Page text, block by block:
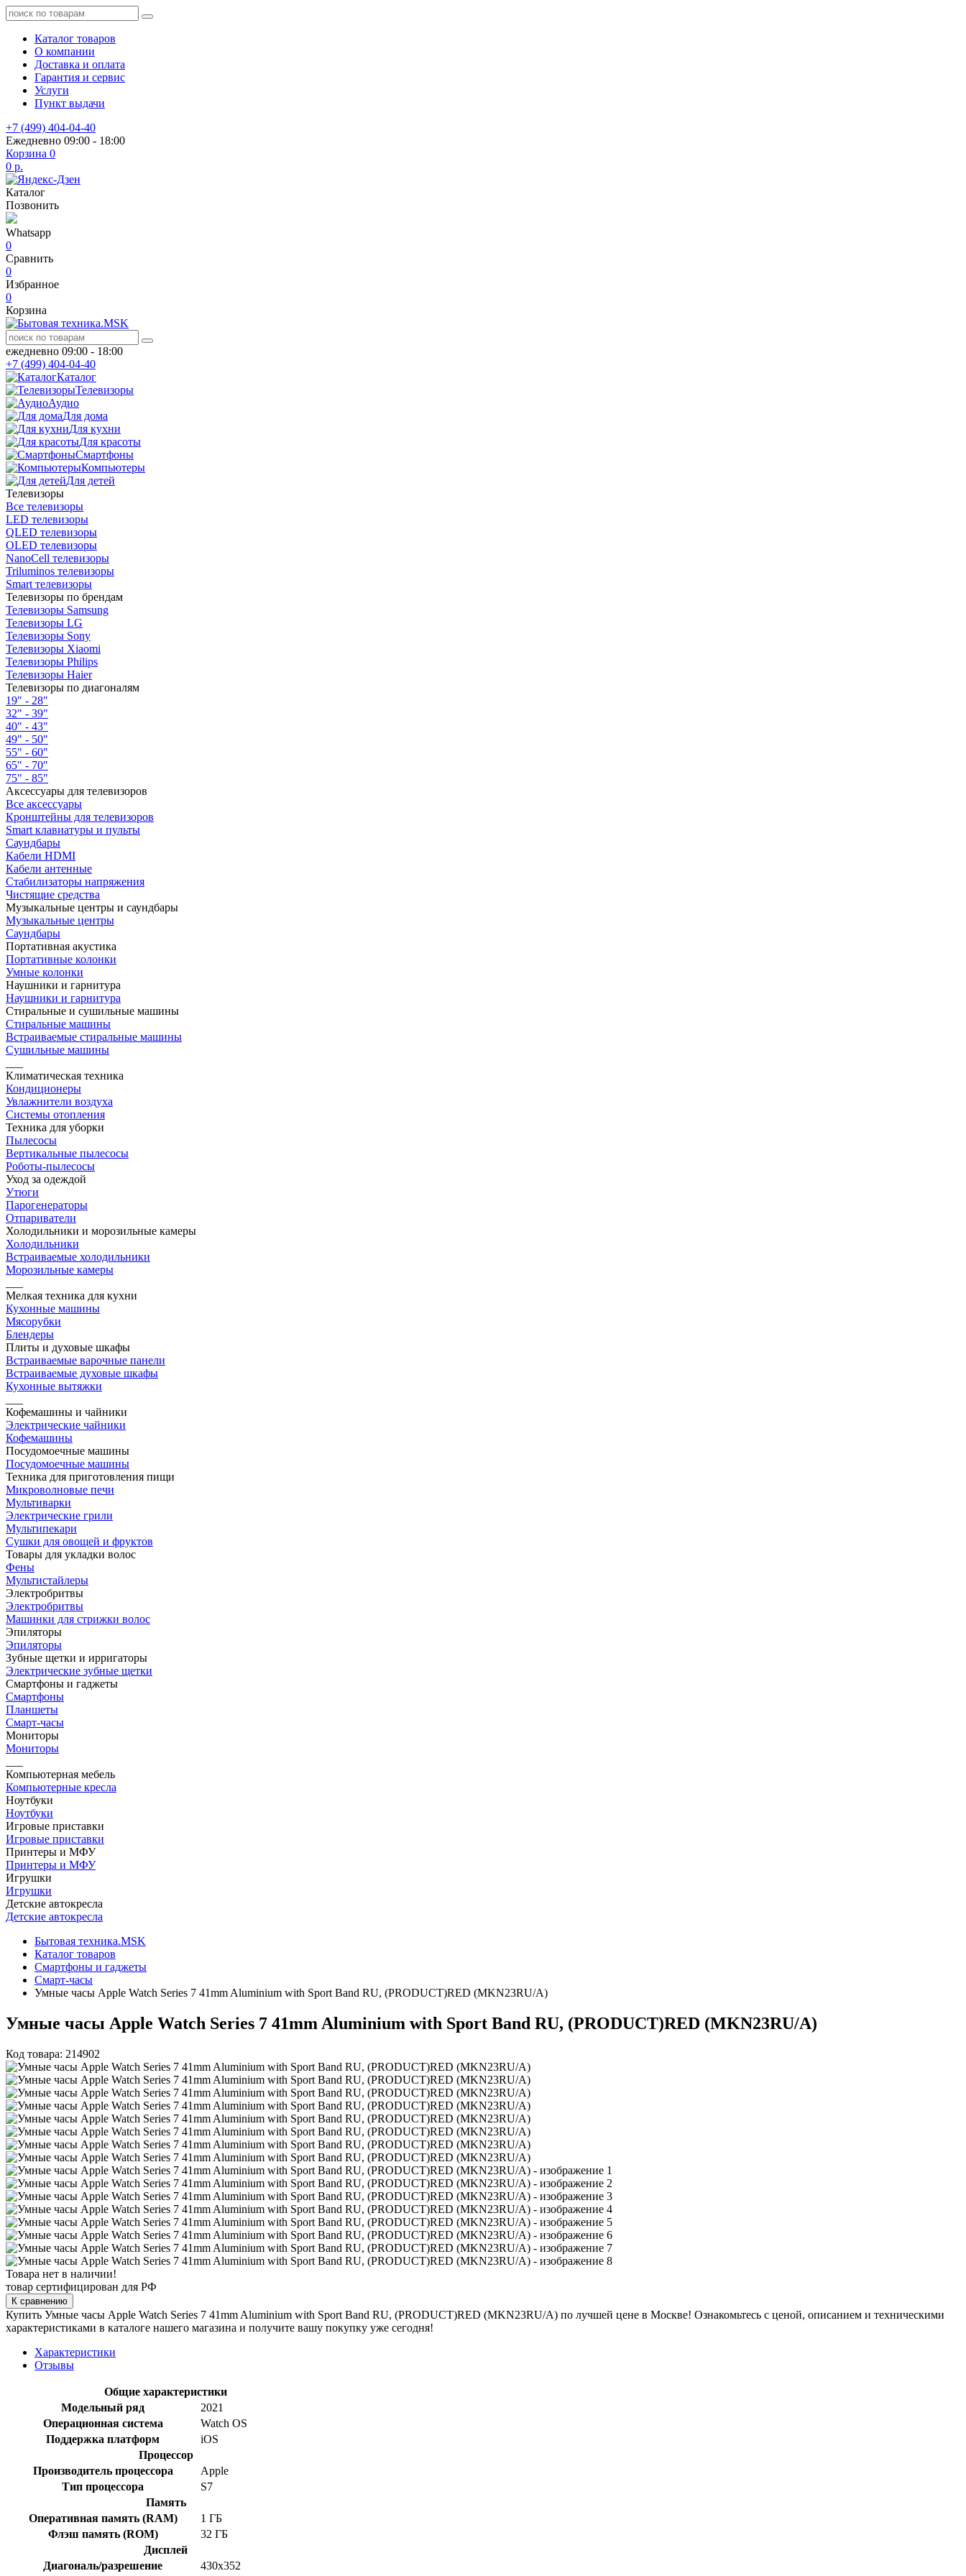
Каталог товаров
О компании
Доставка и оплата
Гарантия и сервис
Услуги
Пункт выдачи
+7 (499) 404-04-40
Ежедневно 09:00 - 18:00
Корзина 0
0 р.
Каталог
Позвонить
Whatsapp
0
Сравнить
0
Избранное
0
Корзина
ежедневно 09:00 - 18:00
+7 (499) 404-04-40
Каталог
Телевизоры
Аудио
Для дома
Для кухни
Для красоты
Смартфоны
Компьютеры
Для детей
Телевизоры
Все телевизоры
LED телевизоры
QLED телевизоры
OLED телевизоры
NanoCell телевизоры
Triluminos телевизоры
Smart телевизоры
Телевизоры по брендам
Телевизоры Samsung
Телевизоры LG
Телевизоры Sony
Телевизоры Xiaomi
Телевизоры Philips
Телевизоры Haier
Телевизоры по диагоналям
19" - 28"
32" - 39"
40" - 43"
49" - 50"
55" - 60"
65" - 70"
75" - 85"
Аксессуары для телевизоров
Все аксессуары
Кронштейны для телевизоров
Smart клавиатуры и пульты
Саундбары
Кабели HDMI
Кабели антенные
Стабилизаторы напряжения
Чистящие средства
Музыкальные центры и саундбары
Музыкальные центры
Саундбары
Портативная акустика
Портативные колонки
Умные колонки
Наушники и гарнитура
Наушники и гарнитура
Стиральные и сушильные машины
Стиральные машины
Встраиваемые стиральные машины
Сушильные машины
Климатическая техника
Кондиционеры
Увлажнители воздуха
Системы отопления
Техника для уборки
Пылесосы
Вертикальные пылесосы
Роботы-пылесосы
Уход за одеждой
Утюги
Парогенераторы
Отпариватели
Холодильники и морозильные камеры
Холодильники
Встраиваемые холодильники
Морозильные камеры
Мелкая техника для кухни
Кухонные машины
Мясорубки
Блендеры
Плиты и духовые шкафы
Встраиваемые варочные панели
Встраиваемые духовые шкафы
Кухонные вытяжки
Кофемашины и чайники
Электрические чайники
Кофемашины
Посудомоечные машины
Посудомоечные машины
Техника для приготовления пищи
Микроволновые печи
Мультиварки
Электрические грили
Мультипекари
Сушки для овощей и фруктов
Товары для укладки волос
Фены
Мультистайлеры
Электробритвы
Электробритвы
Машинки для стрижки волос
Эпиляторы
Эпиляторы
Зубные щетки и ирригаторы
Электрические зубные щетки
Смартфоны и гаджеты
Смартфоны
Планшеты
Смарт-часы
Мониторы
Мониторы
Компьютерная мебель
Компьютерные кресла
Ноутбуки
Ноутбуки
Игровые приставки
Игровые приставки
Принтеры и МФУ
Принтеры и МФУ
Игрушки
Игрушки
Детские автокресла
Детские автокресла
Бытовая техника.MSK
Каталог товаров
Смартфоны и гаджеты
Смарт-часы
Умные часы Apple Watch Series 7 41mm Aluminium with Sport Band RU, (PRODUCT)RED (MKN23RU/A)
Умные часы Apple Watch Series 7 41mm Aluminium with Sport Band RU, (PRODUCT)RED (MKN23RU/A)
Код товара: 214902
Товара нет в наличии!
товар сертифицирован для РФ
К сравнению
Купить Умные часы Apple Watch Series 7 41mm Aluminium with Sport Band RU, (PRODUCT)RED (MKN23RU/A) по лучшей цене в Москве! Ознакомьтесь с ценой, описанием и техническими
характеристиками в каталоге нашего магазина и получите вашу покупку уже сегодня!
Характеристики
Отзывы
Общие характеристики
Модельный ряд
2021
Операционная система
Watch OS
Поддержка платформ
iOS
Процессор
Производитель процессора
Apple
Тип процессора
S7
Память
Оперативная память (RAM)
1 ГБ
Флэш память (ROM)
32 ГБ
Дисплей
Диагональ/разрешение
430x352